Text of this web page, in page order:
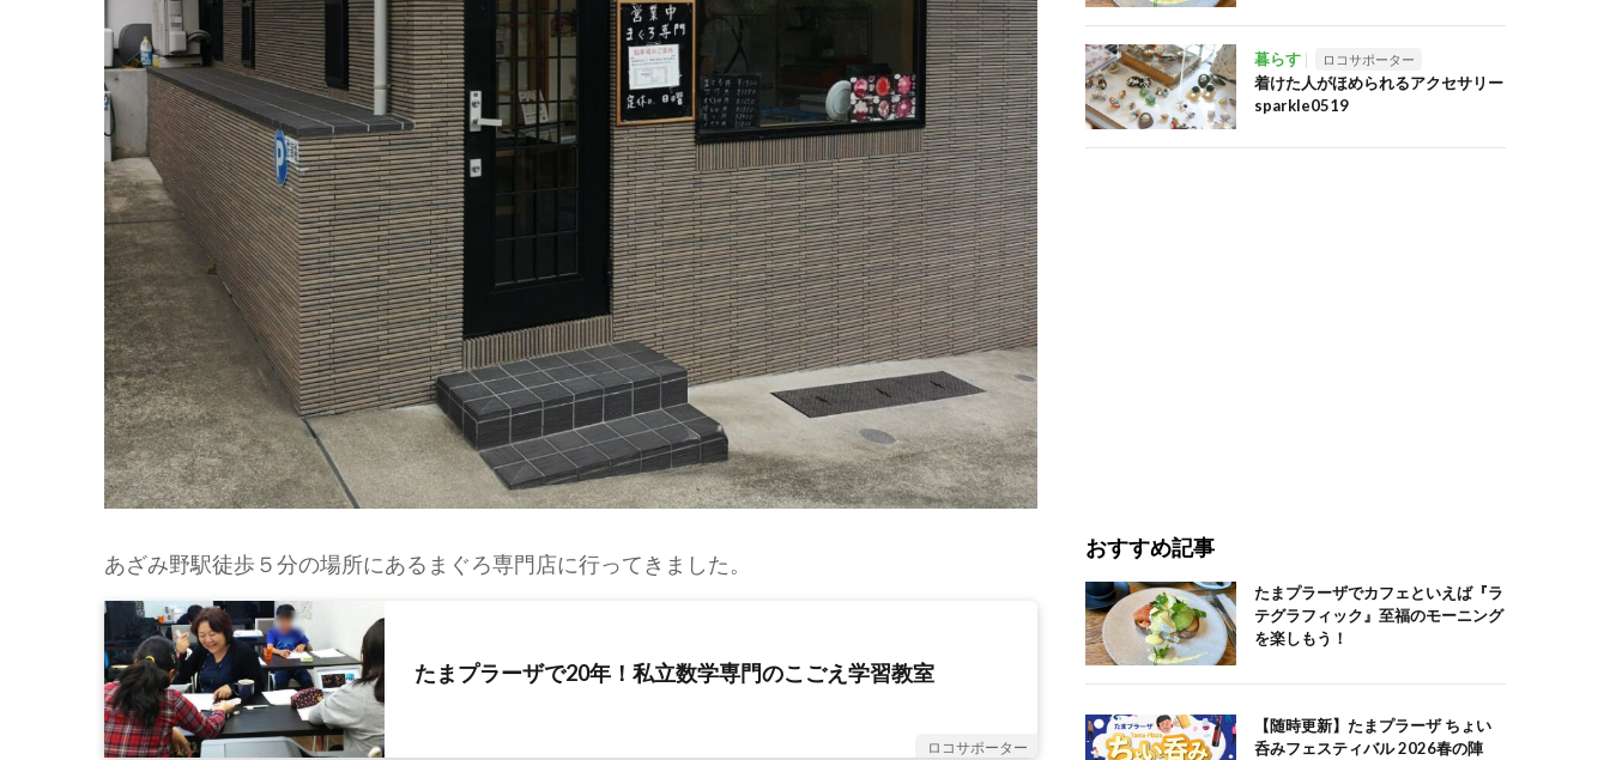
あざみ野駅徒歩５分の場所にあるまぐろ専門店に行ってきました。
たまプラーザで20年！私立数学専門のこごえ学習教室
ロコサポーター
暮らす ロコサポーター
着けた人がほめられるアクセサリー
sparkle0519
おすすめ記事
たまプラーザでカフェといえば『ラ
テグラフィック』至福のモーニング
を楽しもう！
【随時更新】たまプラーザ ちょい
呑みフェスティバル 2026春の陣